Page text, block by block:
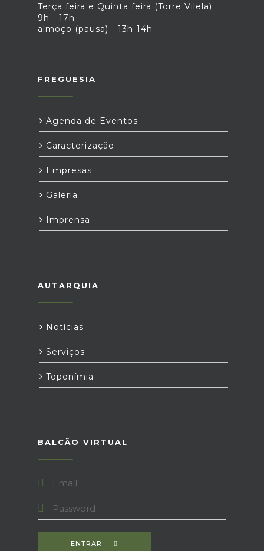
Terça feira e Quinta feira (Torre Vilela):
9h - 17h
almoço (pausa) - 13h-14h
FREGUESIA
Agenda de Eventos
Caracterização
Empresas
Galeria
Imprensa
AUTARQUIA
Notícias
Serviços
Toponímia
BALCÃO VIRTUAL
ENTRAR